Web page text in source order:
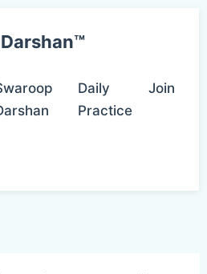
Daily
Practice
Join